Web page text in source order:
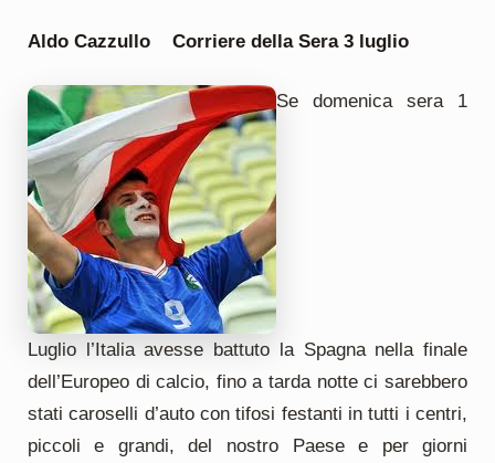
Aldo Cazzullo Corriere della Sera 3 luglio
Se domenica sera 1
Luglio l’Italia avesse battuto la Spagna nella finale
dell’Europeo di calcio, fino a tarda notte ci sarebbero
stati caroselli d’auto con tifosi festanti in tutti i centri,
piccoli e grandi, del nostro Paese e per giorni